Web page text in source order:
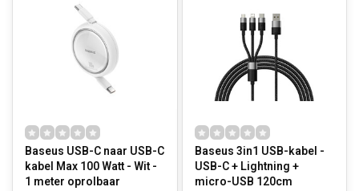
Baseus USB-C naar USB-C
kabel Max 100 Watt - Wit -
1 meter oprolbaar
Baseus 3in1 USB-kabel -
USB-C + Lightning +
micro-USB 120cm